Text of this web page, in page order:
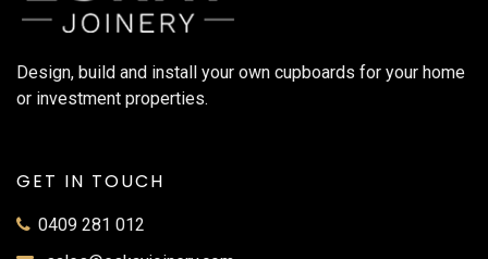
Design, build and install your own cupboards for your home
or investment properties.
GET IN TOUCH
0409 281 012